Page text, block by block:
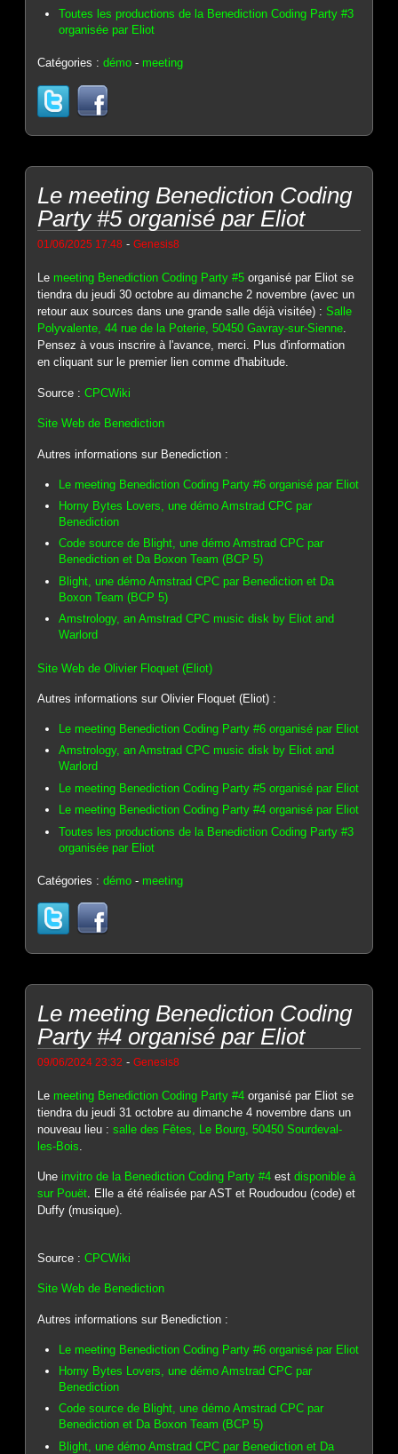
Toutes les productions de la Benediction Coding Party #3
organisée par Eliot
Catégories :démo - meeting
Le meeting Benediction Coding
Party #5 organisé par Eliot
01/06/2025 17:48 -Genesis8
Le meeting Benediction Coding Party #5 organisé par Eliot se
tiendra du jeudi 30 octobre au dimanche 2 novembre (avec un
retour aux sources dans une grande salle déjà visitée) :Salle
Polyvalente, 44 rue de la Poterie, 50450 Gavray-sur-Sienne.
Pensez à vous inscrire à l'avance, merci. Plus d'information
en cliquant sur le premier lien comme d'habitude.
Source :CPCWiki
Site Web de Benediction
Autres informations sur Benediction :
Le meeting Benediction Coding Party #6 organisé par Eliot
Horny Bytes Lovers, une démo Amstrad CPC par
Benediction
Code source de Blight, une démo Amstrad CPC par
Benediction et Da Boxon Team (BCP 5)
Blight, une démo Amstrad CPC par Benediction et Da
Boxon Team (BCP 5)
Amstrology, an Amstrad CPC music disk by Eliot and
Warlord
Site Web de Olivier Floquet (Eliot)
Autres informations sur Olivier Floquet (Eliot) :
Le meeting Benediction Coding Party #6 organisé par Eliot
Amstrology, an Amstrad CPC music disk by Eliot and
Warlord
Le meeting Benediction Coding Party #5 organisé par Eliot
Le meeting Benediction Coding Party #4 organisé par Eliot
Toutes les productions de la Benediction Coding Party #3
organisée par Eliot
Catégories :démo - meeting
Le meeting Benediction Coding
Party #4 organisé par Eliot
09/06/2024 23:32 -Genesis8
Le meeting Benediction Coding Party #4 organisé par Eliot se
tiendra du jeudi 31 octobre au dimanche 4 novembre dans un
nouveau lieu :salle des Fêtes, Le Bourg, 50450 Sourdeval-
les-Bois
Uneinvitro de la Benediction Coding Party #4 estdisponible à
sur Pouët. Elle a été réalisée par AST et Roudoudou (code) et
Duffy (musique).
Source :CPCWiki
Site Web de Benediction
Autres informations sur Benediction :
Le meeting Benediction Coding Party #6 organisé par Eliot
Horny Bytes Lovers, une démo Amstrad CPC par
Benediction
Code source de Blight, une démo Amstrad CPC par
Benediction et Da Boxon Team (BCP 5)
Blight, une démo Amstrad CPC par Benediction et Da